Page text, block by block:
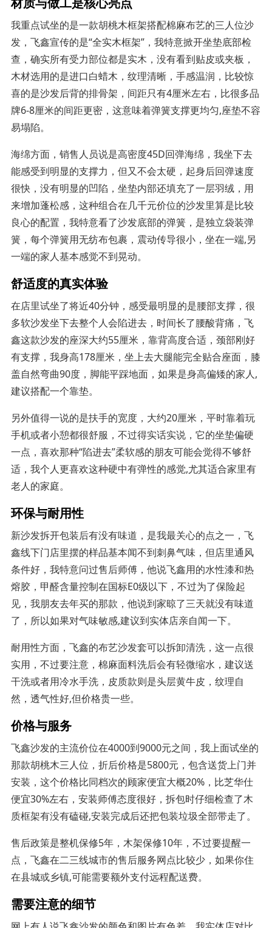
我重点试坐的是一款胡桃木框架搭配棉麻布艺的三人位沙
发，飞鑫宣传的是“全实木框架”，我特意掀开坐垫底部检
查，确实所有受力部位都是实木，没有看到贴皮或夹板，
木材选用的是进口白蜡木，纹理清晰，手感温润，比较惊
喜的是沙发后背的排骨架，间距只有4厘米左右，比很多品
牌6-8厘米的间距更密，这意味着弹簧支撑更均匀,座垫不容
易塌陷。
海绵方面，销售人员说是高密度45D回弹海绵，我坐下去
能感受到明显的支撑力，但又不会太硬，起身后回弹速度
很快，没有明显的凹陷，坐垫内部还填充了一层羽绒，用
来增加蓬松感，这种组合在几千元价位的沙发里算是比较
良心的配置，我特意看了沙发底部的弹簧，是独立袋装弹
簧，每个弹簧用无纺布包裹，震动传导很小，坐在一端,另
一端的家人基本感觉不到晃动。
舒适度的真实体验
在店里试坐了将近40分钟，感受最明显的是腰部支撑，很
多软沙发坐下去整个人会陷进去，时间长了腰酸背痛，飞
鑫这款沙发的座深大约55厘米，靠背高度合适，颈部刚好
有支撑，我身高178厘米，坐上去大腿能完全贴合座面，膝
盖自然弯曲90度，脚能平踩地面，如果是身高偏矮的家人,
建议搭配一个靠垫。
另外值得一说的是扶手的宽度，大约20厘米，平时靠着玩
手机或者小憩都很舒服，不过得实话实说，它的坐垫偏硬
一点，喜欢那种“陷进去”柔软感的朋友可能会觉得不够舒
适，我个人更喜欢这种硬中有弹性的感觉,尤其适合家里有
老人的家庭。
环保与耐用性
新沙发拆开包装后有没有味道，是我最关心的点之一，飞
鑫线下门店里摆的样品基本闻不到刺鼻气味，但店里通风
条件好，我特意问过售后师傅，他说飞鑫用的水性漆和热
熔胶，甲醛含量控制在国标E0级以下，不过为了保险起
见，我朋友去年买的那款，他说到家晾了三天就没有味道
了，所以如果对气味敏感,建议到实体店亲自闻一下。
耐用性方面，飞鑫的布艺沙发套可以拆卸清洗，这一点很
实用，不过要注意，棉麻面料洗后会有轻微缩水，建议送
干洗或者用冷水手洗，皮质款则是头层黄牛皮，纹理自
然，透气性好,但价格贵一些。
价格与服务
飞鑫沙发的主流价位在4000到9000元之间，我上面试坐的
那款胡桃木三人位，折后价格是5800元，包含送货上门并
安装，这个价格比同档次的顾家便宜大概20%，比芝华仕
便宜30%左右，安装师傅态度很好，拆包时仔细检查了木
质框架有没有磕碰,安装完成后还把包装垃圾全部带走了。
售后政策是整机保修5年，木架保修10年，不过要提醒一
点，飞鑫在二三线城市的售后服务网点比较少，如果你住
在县城或乡镇,可能需要额外支付远程配送费。
需要注意的细节